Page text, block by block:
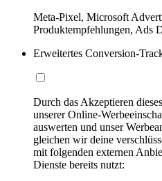
Meta-Pixel, Microsoft
Produktempfehlungen, Ads
Erweitertes Conversion-
Durch das Akzeptieren
unserer Online-
auswerten und unser
gleichen wir deine
mit folgenden externen
Dienste bereits nutzt: